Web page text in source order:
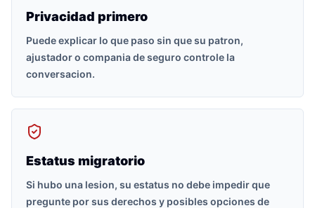
Privacidad primero
Puede explicar lo que paso sin que su patron,
ajustador o compania de seguro controle la
conversacion.
Estatus migratorio
Si hubo una lesion, su estatus no debe impedir que
pregunte por sus derechos y posibles opciones de